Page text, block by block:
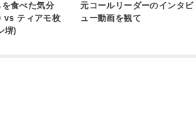
を食べた気分
vs ティアモ枚
堺)
元コールリーダーのインタビ
ュー動画を観て